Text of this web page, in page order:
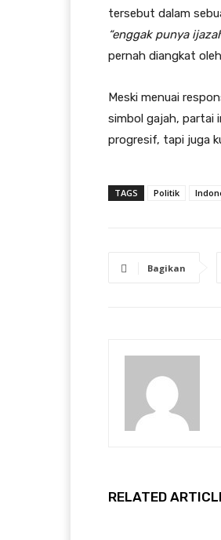
tersebut dalam
“enggak punya
pernah diangkat
Meski menuai
simbol gajah, partai
progresif, tapi juga
TAGS Politik
Bagikan
RELATED